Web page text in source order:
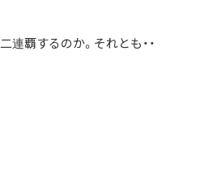
連覇するのか。それとも・・